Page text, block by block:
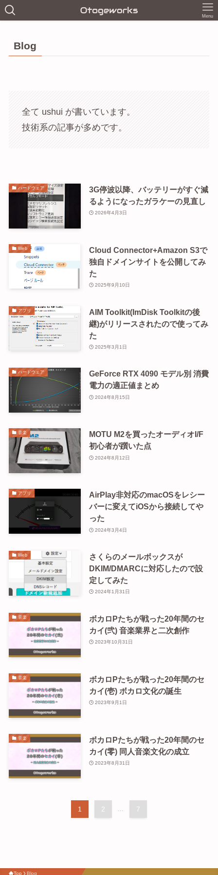
Menu
Blog
全て ushui が書いています。
技術系の記事が多めです。
ハードウェア
3G停波以降、バッテリーがすぐ減
るようになったガラケーの見直し
2026年4月3日
Web
Cloud Connector+Amazon S3で
独自ドメインサイトを公開してみ
た
2025年9月10日
アプリ
AIM Toolkit(ImDisk Toolkitの後
継)がリリースされたので使ってみ
た
2025年3月1日
ハードウェア
GeForce RTX 4090 モデル別 消費
電力の適正値まとめ
2024年8月15日
音楽
MOTU M2を買ったオーディオI/F
初心者が躓いた点
2024年8月12日
アプリ
AirPlay非対応のmacOSをレシー
バーに変えてiOSから接続してや
った
2024年3月4日
Web
さくらのメールボックスが
DKIM/DMARCに対応したので設
定してみた
2024年1月31日
音楽
ボカロPたちが戦った20年間のセ
カイ(弐) 音楽業界と二次創作
2023年10月31日
音楽
ボカロPたちが戦った20年間のセ
カイ(壱) ボカロ文化の誕生
2023年9月1日
音楽
ボカロPたちが戦った20年間のセ
カイ(零) 同人音楽文化の成立
2023年8月31日
1 2 ... 7
Top Blog